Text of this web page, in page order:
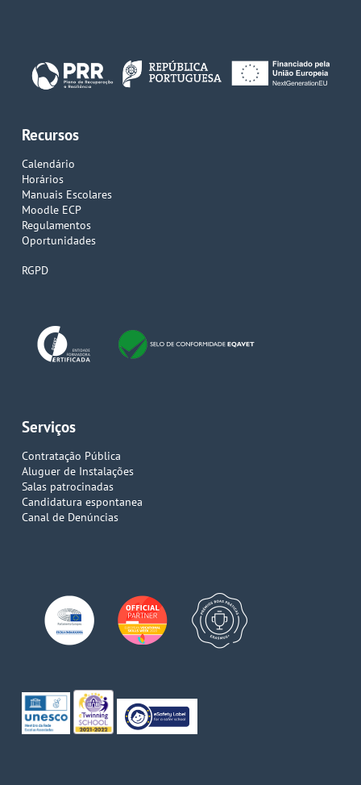
Recursos
Calendário
Horários
Manuais Escolares
Moodle ECP
Regulamentos
Oportunidades
RGPD
Serviços
Contratação Pública
Aluguer de Instalações
Salas patrocinadas
Candidatura espontanea
Canal de Denúncias